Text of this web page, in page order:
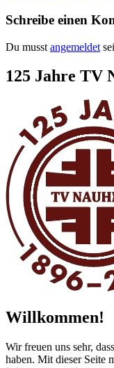
Schreibe einen
Du musst angemeldet
Zum
Footer
125 Jahre TV
Willkommen!
Wir freuen uns sehr,
haben. Mit dieser Seite